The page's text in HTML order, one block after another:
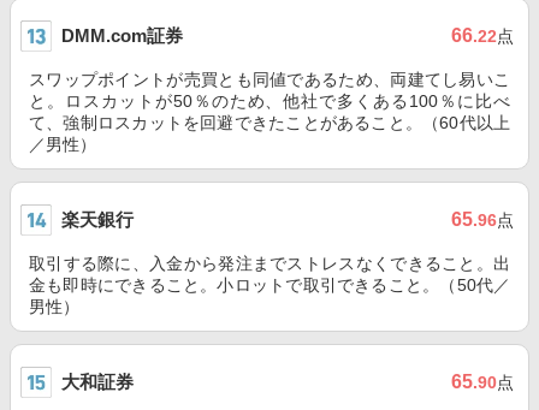
DMM.com証券 66.22点
スワップポイントが売買とも同値であるため、両建てし易いこ
と。ロスカットが50％のため、他社で多くある100％に比べ
て、強制ロスカットを回避できたことがあること。（60代以上
／男性）
楽天銀行 65.96点
取引する際に、入金から発注までストレスなくできること。出
金も即時にできること。小ロットで取引できること。（50代／
男性）
大和証券 65.90点